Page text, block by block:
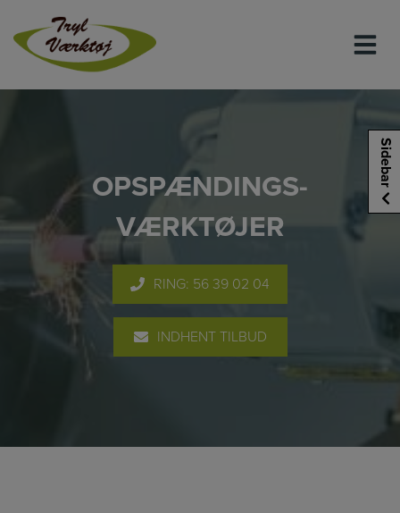
indholdet
OPSPÆNDINGS­
VÆRKTØJER
RING: 56 39 02 04
INDHENT TILBUD
Sidebar